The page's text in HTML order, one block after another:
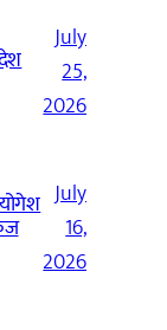
July
25,
2026
July
16,
2026